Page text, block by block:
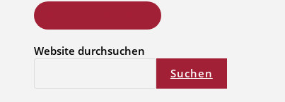
Website durchsuchen
Suchen